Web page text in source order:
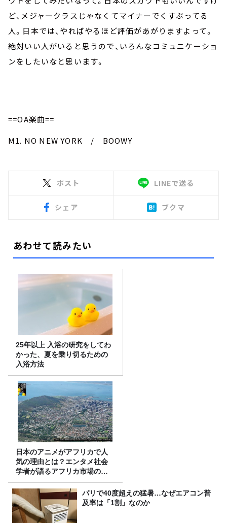
ど、メジャークラスじゃなくてマイナーでくすぶってる
人。日本では、やればやるほど評価があがりますよって。
絶対いい人がいると思うので、いろんなコミュニケーショ
ンをしたいなと思います。
==OA楽曲==
M1. NO NEW YORK / BOOWY
ポスト LINEで送る
シェア ブクマ
あわせて読みたい
25年以上 入浴の研究をしてわ
かった、夏を乗り切るための
入浴方法
日本のアニメがアフリカで人
気の理由とは？エンタメ社会
学者が語るアフリカ市場のリ
アル
パリで40度超えの猛暑…なぜエアコン普
及率は「1割」なのか